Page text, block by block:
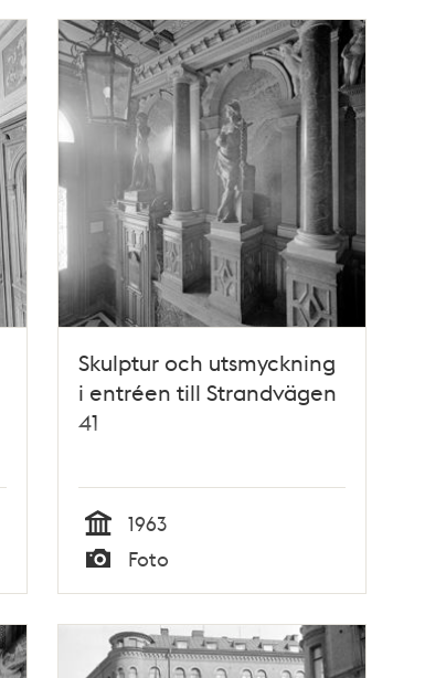
Skulptur och utsmyckning
i entréen till Strandvägen
41
Tid
1963
Typ
Foto